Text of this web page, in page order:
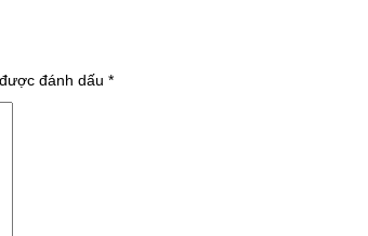
đánh dấu *